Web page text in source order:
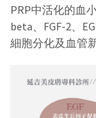
PRP中活化的血
beta、FGF-2、
細胞分化及血管